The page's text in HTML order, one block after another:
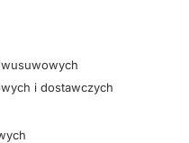
i dostawczych